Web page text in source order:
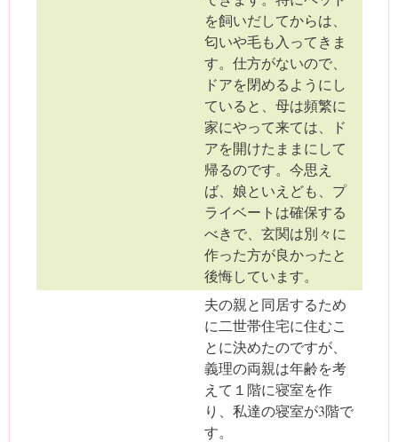
を飼いだしてからは、
匂いや毛も入ってきま
す。仕方がないので、
ドアを閉めるようにし
ていると、母は頻繁に
家にやって来ては、ド
アを開けたままにして
帰るのです。今思え
ば、娘といえども、プ
ライベートは確保する
べきで、玄関は別々に
作った方が良かったと
後悔しています。
夫の親と同居するため
に二世帯住宅に住むこ
とに決めたのですが、
義理の両親は年齢を考
えて１階に寝室を作
り、私達の寝室が3階で
す。